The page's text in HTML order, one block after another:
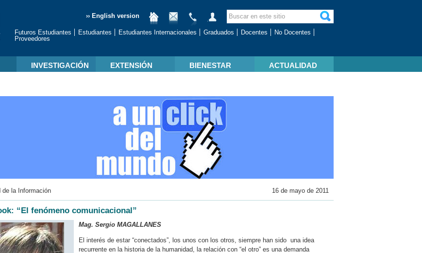
›› English version
Futuros Estudiantes Estudiantes Estudiantes Internacionales Graduados Docentes
No Docentes
Proveedores
INVESTIGACIÓN EXTENSIÓN BIENESTAR ACTUALIDAD
de la Información 16 de mayo de 2011
“El fenómeno comunicacional”
Mag. Sergio MAGALLANES
El interés de estar “conectados”, los unos con los otros, siempre han sido una idea
recurrente en la historia de la humanidad, la relación con “el otro” es una demanda